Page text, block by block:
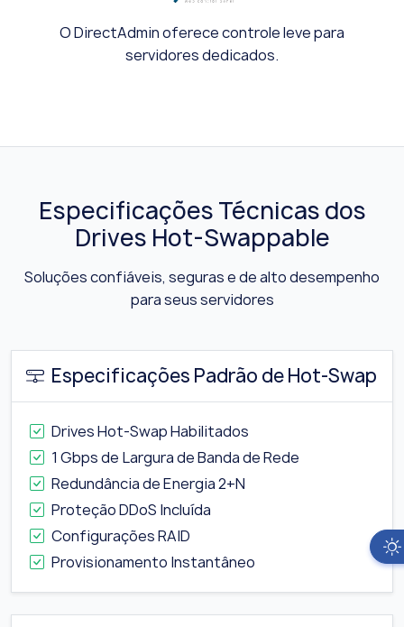
O DirectAdmin oferece controle leve para
servidores dedicados.
Especificações Técnicas dos
Drives Hot-Swappable
Soluções confiáveis, seguras e de alto desempenho
para seus servidores
Especificações Padrão de Hot-Swap
Drives Hot-Swap Habilitados
1 Gbps de Largura de Banda de Rede
Redundância de Energia 2+N
Proteção DDoS Incluída
Configurações RAID
Provisionamento Instantâneo